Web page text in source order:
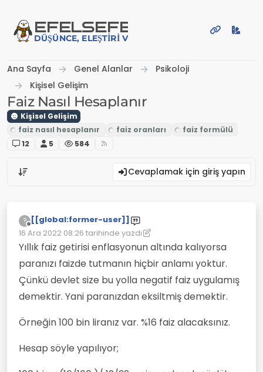
EFELSEFE
DÜŞÜNCE, ELEŞTIRI VE PAYLAŞIM PLATFORMU
Ana Sayfa Genel Alanlar
Psikoloji
Kişisel Gelişim
Faiz Nasıl Hesaplanır
Kişisel Gelişim
12 5 584
Cevaplamak için giriş yapın
?
Çevrimdışı
[[global:former-user]]
16 Ara 2022 08:26 tarihinde yazdı
Son düzenleyen: [[global:former-user]]
Yıllık faiz getirisi enflasyonun altında kalıyorsa
paranızı faizde tutmanın hiçbir anlamı yoktur.
Çünkü devlet size bu yolla negatif faiz uygulamış
demektir. Yani paranızdan eksiltmiş demektir.
Örneğin 100 bin liranız var. %16 faiz alacaksınız.
Hesap söyle yapılıyor;